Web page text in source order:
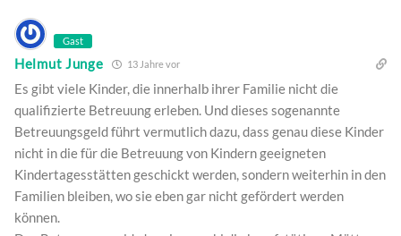
Gast
Helmut Junge 13 Jahre vor
Es gibt viele Kinder, die innerhalb ihrer Familie nicht die
qualifizierte Betreuung erleben. Und dieses sogenannte
Betreuungsgeld führt vermutlich dazu, dass genau diese Kinder
nicht in die für die Betreuung von Kindern geeigneten
Kindertagesstätten geschickt werden, sondern weiterhin in den
Familien bleiben, wo sie eben gar nicht gefördert werden
können.